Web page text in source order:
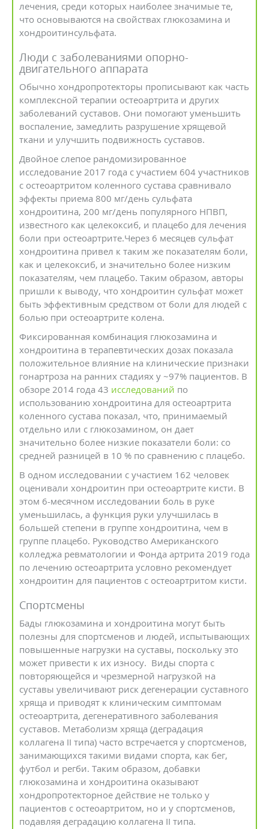
лечения, среди которых наиболее значимые те,
что основываются на свойствах глюкозамина и
хондроитинсульфата.
Люди с заболеваниями опорно-
двигательного аппарата
Обычно хондропротекторы прописывают как часть
комплексной терапии остеоартрита и других
заболеваний суставов. Они помогают уменьшить
воспаление, замедлить разрушение хрящевой
ткани и улучшить подвижность суставов.
Двойное слепое рандомизированное
исследование 2017 года с участием 604 участников
с остеоартритом коленного сустава сравнивало
эффекты приема 800 мг/день сульфата
хондроитина, 200 мг/день популярного НПВП,
известного как целекоксиб, и плацебо для лечения
боли при остеоартрите.Через 6 месяцев сульфат
хондроитина привел к таким же показателям боли,
как и целекоксиб, и значительно более низким
показателям, чем плацебо. Таким образом, авторы
пришли к выводу, что хондроитин сульфат может
быть эффективным средством от боли для людей с
болью при остеоартрите колена.
Фиксированная комбинация глюкозамина и
хондроитина в терапевтических дозах показала
положительное влияние на клинические признаки
гонартроза на ранних стадиях у ~97% пациентов. В
обзоре 2014 года 43 исследований по
использованию хондроитина для остеоартрита
коленного сустава показал, что, принимаемый
отдельно или с глюкозамином, он дает
значительно более низкие показатели боли: со
средней разницей в 10 % по сравнению с плацебо.
В одном исследовании с участием 162 человек
оценивали хондроитин при остеоартрите кисти. В
этом 6-месячном исследовании боль в руке
уменьшилась, а функция руки улучшилась в
большей степени в группе хондроитина, чем в
группе плацебо. Руководство Американского
колледжа ревматологии и Фонда артрита 2019 года
по лечению остеоартрита условно рекомендует
хондроитин для пациентов с остеоартритом кисти.
Спортсмены
Бады глюкозамина и хондроитина могут быть
полезны для спортсменов и людей, испытывающих
повышенные нагрузки на суставы, поскольку это
может привести к их износу. Виды спорта с
повторяющейся и чрезмерной нагрузкой на
суставы увеличивают риск дегенерации суставного
хряща и приводят к клиническим симптомам
остеоартрита, дегенеративного заболевания
суставов. Метаболизм хряща (деградация
коллагена II типа) часто встречается у спортсменов,
занимающихся такими видами спорта, как бег,
футбол и регби. Таким образом, добавки
глюкозамина и хондроитина оказывают
хондропротекторное действие не только у
пациентов с остеоартритом, но и у спортсменов,
подавляя деградацию коллагена II типа.